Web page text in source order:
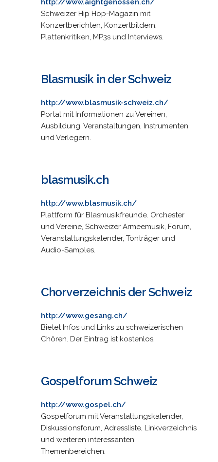
http://www.aightgenossen.ch/
Schweizer Hip Hop-Magazin mit
Konzertberichten, Konzertbildern,
Plattenkritiken, MP3s und Interviews.
Blasmusik in der Schweiz
http://www.blasmusik-schweiz.ch/
Portal mit Informationen zu Vereinen,
Ausbildung, Veranstaltungen, Instrumenten
und Verlegern.
blasmusik.ch
http://www.blasmusik.ch/
Plattform für Blasmusikfreunde. Orchester
und Vereine, Schweizer Armeemusik, Forum,
Veranstaltungskalender, Tonträger und
Audio-Samples.
Chorverzeichnis der Schweiz
http://www.gesang.ch/
Bietet Infos und Links zu schweizerischen
Chören. Der Eintrag ist kostenlos.
Gospelforum Schweiz
http://www.gospel.ch/
Gospelforum mit Veranstaltungskalender,
Diskussionsforum, Adressliste, Linkverzeichnis
und weiteren interessanten
Themenbereichen.